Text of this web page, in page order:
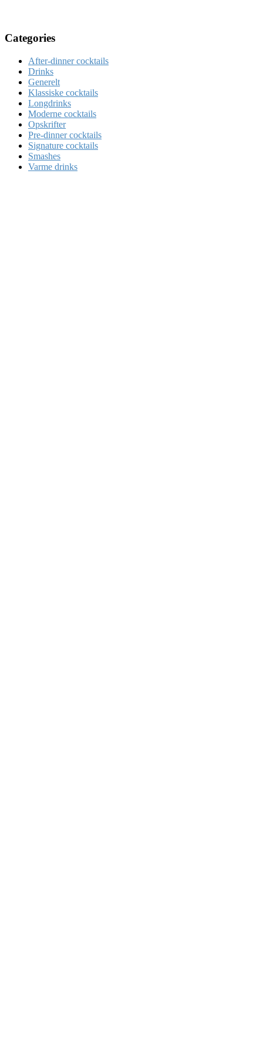
Categories
After-dinner cocktails
Drinks
Generelt
Klassiske cocktails
Longdrinks
Moderne cocktails
Opskrifter
Pre-dinner cocktails
Signature cocktails
Smashes
Varme drinks